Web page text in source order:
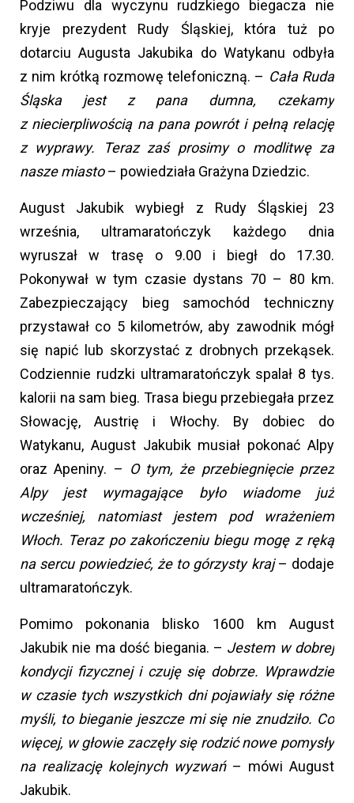
Podziwu dla wyczynu rudzkiego biegacza nie
kryje prezydent Rudy Śląskiej, która tuż po
dotarciu Augusta Jakubika do Watykanu odbyła
z nim krótką rozmowę telefoniczną. – Cała Ruda
Śląska jest z pana dumna, czekamy
z niecierpliwością na pana powrót i pełną relację
z wyprawy. Teraz zaś prosimy o modlitwę za
nasze miasto– powiedziała Grażyna Dziedzic.
August Jakubik wybiegł z Rudy Śląskiej 23
września, ultramaratończyk każdego dnia
wyruszał w trasę o 9.00 i biegł do 17.30.
Pokonywał w tym czasie dystans 70 – 80 km.
Zabezpieczający bieg samochód techniczny
przystawał co 5 kilometrów, aby zawodnik mógł
się napić lub skorzystać z drobnych przekąsek.
Codziennie rudzki ultramaratończyk spalał 8 tys.
kalorii na sam bieg. Trasa biegu przebiegała przez
Słowację, Austrię i Włochy. By dobiec do
Watykanu, August Jakubik musiał pokonać Alpy
oraz Apeniny. – O tym, że przebiegnięcie przez
Alpy jest wymagające było wiadome już
wcześniej, natomiast jestem pod wrażeniem
Włoch. Teraz po zakończeniu biegu mogę z ręką
na sercu powiedzieć, że to górzysty kraj– dodaje
ultramaratończyk.
Pomimo pokonania blisko 1600 km August
Jakubik nie ma dość biegania. – Jestem w dobrej
kondycji fizycznej i czuję się dobrze. Wprawdzie
w czasie tych wszystkich dni pojawiały się różne
myśli, to bieganie jeszcze mi się nie znudziło. Co
więcej, w głowie zaczęły się rodzić nowe pomysły
na realizację kolejnych wyzwań– mówi August
Jakubik.